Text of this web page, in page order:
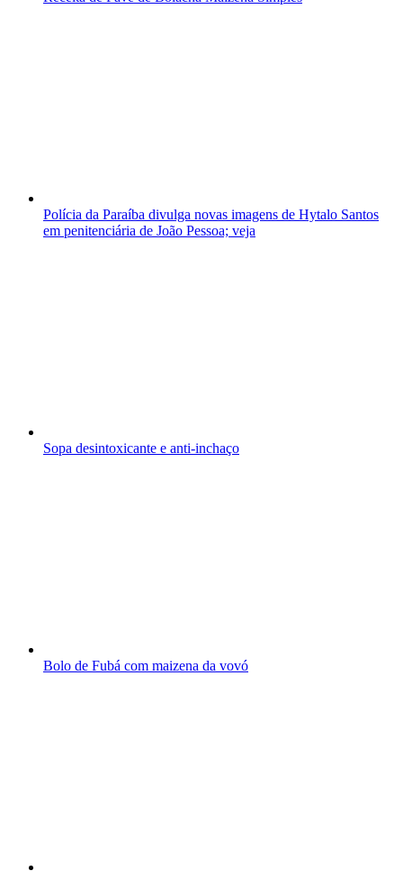
Polícia da Paraíba divulga novas imagens de Hytalo Santos
em penitenciária de João Pessoa; veja
Sopa desintoxicante e anti-inchaço
Bolo de Fubá com maizena da vovó